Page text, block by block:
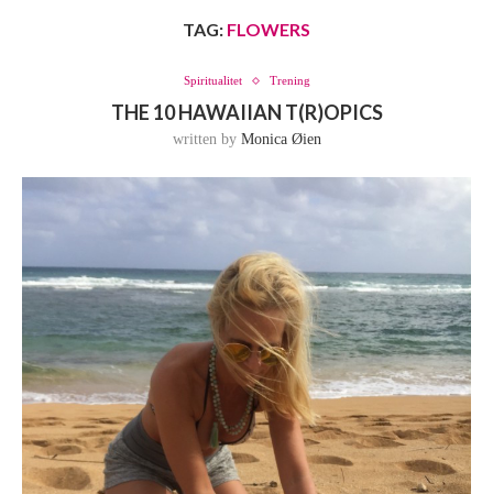
TAG: FLOWERS
Spiritualitet Trening
THE 10 HAWAIIAN T(R)OPICS
written by Monica Øien